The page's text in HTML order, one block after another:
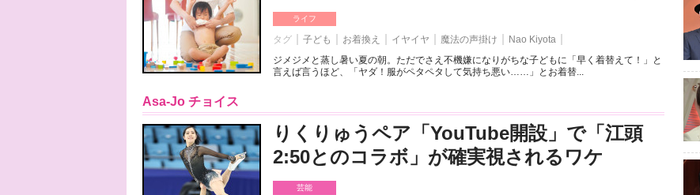
ライフ
タグ 子ども お着換え イヤイヤ 魔法の声掛け
Nao Kiyota
ジメジメと蒸し暑い夏の朝。ただでさえ不機嫌になりがちな子どもに「早く着替えて！」と
言えば言うほど、「ヤダ！服がペタペタして気持ち悪い……」とお着替...
Asa-Jo チョイス
りくりゅうペア「YouTube開設」で「江頭
2:50とのコラボ」が確実視されるワケ
芸能